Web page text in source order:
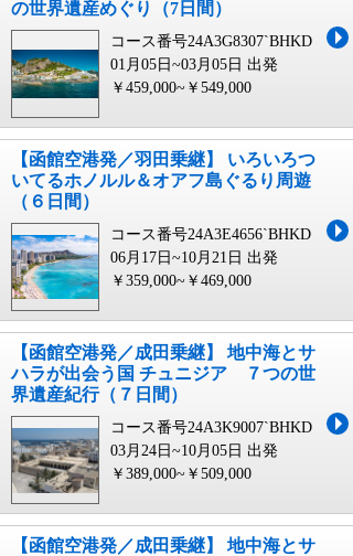
の世界遺産めぐり（7日間）
コース番号24A3G8307`BHKD
01月05日~03月05日 出発
￥459,000~￥549,000
【函館空港発／羽田乗継】 いろいろつ
いてるホノルル＆オアフ島ぐるり周遊
（６日間）
コース番号24A3E4656`BHKD
06月17日~10月21日 出発
￥359,000~￥469,000
【函館空港発／成田乗継】 地中海とサ
ハラが出会う国 チュニジア ７つの世
界遺産紀行（７日間）
コース番号24A3K9007`BHKD
03月24日~10月05日 出発
￥389,000~￥509,000
【函館空港発／成田乗継】 地中海とサ